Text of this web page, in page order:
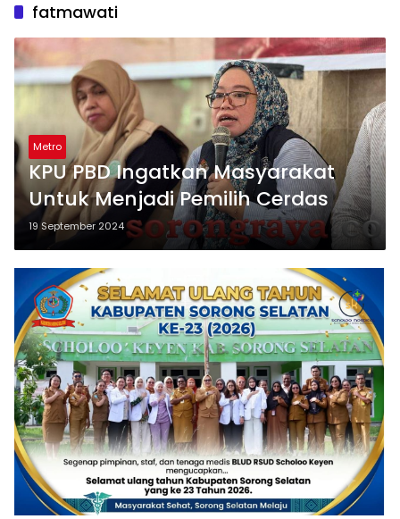
fatmawati
Metro
KPU PBD Ingatkan Masyarakat
Untuk Menjadi Pemilih Cerdas
19 September 2024